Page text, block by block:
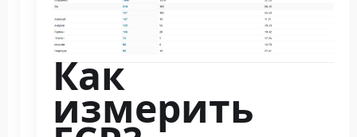
Как
измерить